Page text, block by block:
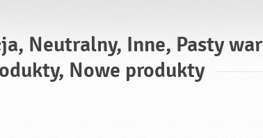
Neutralny, Inne, Pasty
Nowe produkty